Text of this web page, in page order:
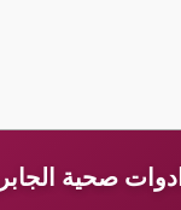
ادوات صحية